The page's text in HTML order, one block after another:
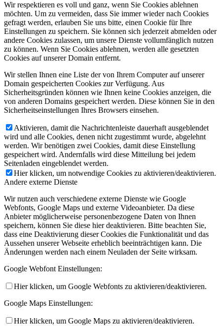
Wir respektieren es voll und ganz, wenn Sie Cookies ablehnen
möchten. Um zu vermeiden, dass Sie immer wieder nach Cookies
gefragt werden, erlauben Sie uns bitte, einen Cookie für Ihre
Einstellungen zu speichern. Sie können sich jederzeit abmelden oder
andere Cookies zulassen, um unsere Dienste vollumfänglich nutzen
zu können. Wenn Sie Cookies ablehnen, werden alle gesetzten
Cookies auf unserer Domain entfernt.
Wir stellen Ihnen eine Liste der von Ihrem Computer auf unserer
Domain gespeicherten Cookies zur Verfügung. Aus
Sicherheitsgründen können wie Ihnen keine Cookies anzeigen, die
von anderen Domains gespeichert werden. Diese können Sie in den
Sicherheitseinstellungen Ihres Browsers einsehen.
Aktivieren, damit die Nachrichtenleiste dauerhaft ausgeblendet
wird und alle Cookies, denen nicht zugestimmt wurde, abgelehnt
werden. Wir benötigen zwei Cookies, damit diese Einstellung
gespeichert wird. Andernfalls wird diese Mitteilung bei jedem
Seitenladen eingeblendet werden.
Hier klicken, um notwendige Cookies zu aktivieren/deaktivieren.
Andere externe Dienste
Wir nutzen auch verschiedene externe Dienste wie Google
Webfonts, Google Maps und externe Videoanbieter. Da diese
Anbieter möglicherweise personenbezogene Daten von Ihnen
speichern, können Sie diese hier deaktivieren. Bitte beachten Sie,
dass eine Deaktivierung dieser Cookies die Funktionalität und das
Aussehen unserer Webseite erheblich beeinträchtigen kann. Die
Änderungen werden nach einem Neuladen der Seite wirksam.
Google Webfont Einstellungen:
Hier klicken, um Google Webfonts zu aktivieren/deaktivieren.
Google Maps Einstellungen:
Hier klicken, um Google Maps zu aktivieren/deaktivieren.